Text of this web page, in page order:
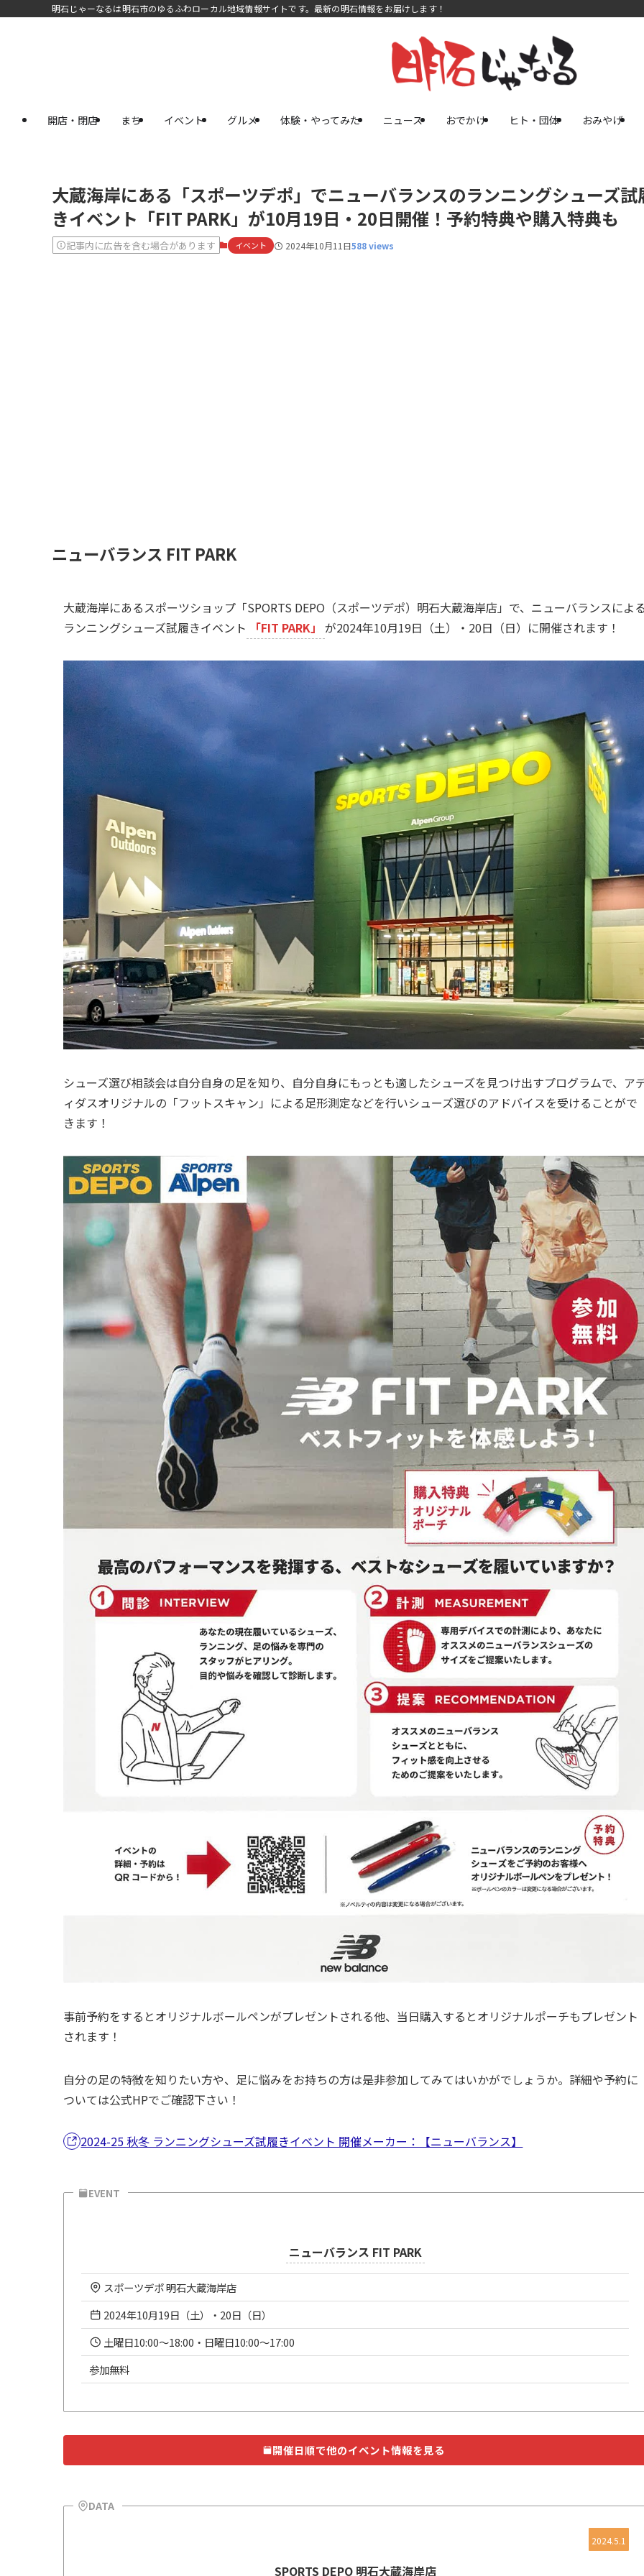
明石じゃーなるは明石市のゆるふわローカル地域情報サイトです。最新の明石情報をお届けします！
開店・閉店 まち イベント グルメ 体験・やってみた ニュース おでかけ ヒト・団体 おみやげ
大蔵海岸にある「スポーツデポ」でニューバランスのランニングシューズ試
きイベント「FIT PARK」が10月19日・20日開催！予約特典や購入特典も
記事内に広告を含む場合があります イベント 2024年10月11日588 views
ニューバランス FIT PARK
大蔵海岸にあるスポーツショップ「SPORTS DEPO（スポーツデポ）明石大蔵海岸店」で、ニューバランスによ
ランニングシューズ試履きイベント
「FIT PARK」 が2024年10月19日（土）・20日（日）に開催されます！
シューズ選び相談会は自分自身の足を知り、自分自身にもっとも適したシューズを見つけ出すプログラムで、ア
ィダスオリジナルの「フットスキャン」による足形測定などを行いシューズ選びのアドバイスを受けることがで
きます！
事前予約をするとオリジナルボールペンがプレゼントされる他、当日購入するとオリジナルポーチもプレゼント
されます！
自分の足の特徴を知りたい方や、足に悩みをお持ちの方は是非参加してみてはいかがでしょうか。詳細や予約に
ついては公式HPでご確認下さい！
2024-25 秋冬 ランニングシューズ試履きイベント 開催メーカー：【ニューバランス】
EVENT
ニューバランス FIT PARK
スポーツデポ 明石大蔵海岸店
2024年10月19日（土）・20日（日）
土曜日10:00～18:00・日曜日10:00～17:00
参加無料
開催日順で他のイベント情報を見る
DATA
2024.5.1
SPORTS DEPO 明石大蔵海岸店